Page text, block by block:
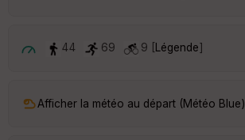
44 69 9 [ Légende]
Afficher la météo au départ (Météo Blue)